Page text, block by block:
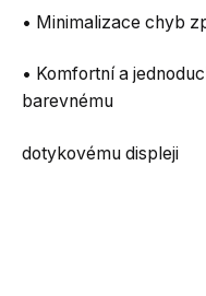
• Minimalizace chyb
• Komfortní a
barevnému
dotykovému displeji